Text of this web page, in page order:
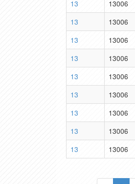
13
13006
13
13006
13
13006
13
13006
13
13006
13
13006
13
13006
13
13006
13
13006